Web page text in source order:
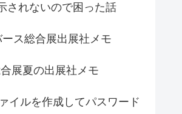
されないので困った話
ス総合展出展社メモ
展夏の出展社メモ
イルを作成してパスワード